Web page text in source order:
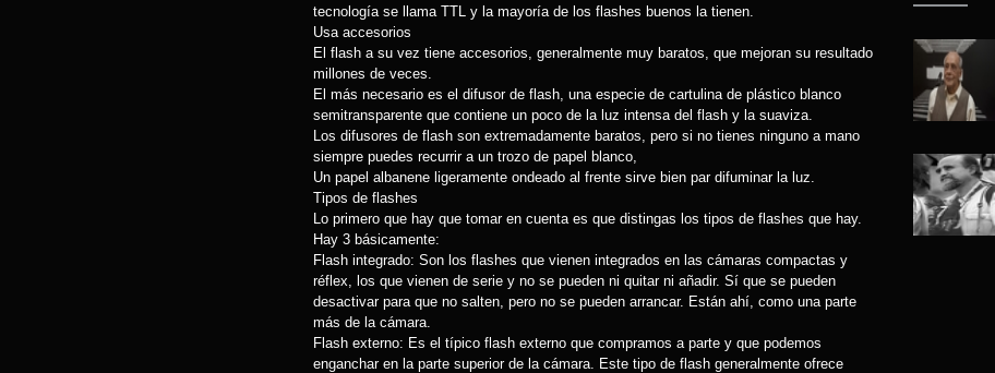
tecnología se llama TTL y la mayoría de los flashes buenos la tienen.
Usa accesorios
El flash a su vez tiene accesorios, generalmente muy baratos, que mejoran su resultado
millones de veces.
El más necesario es el difusor de flash, una especie de cartulina de plástico blanco
semitransparente que contiene un poco de la luz intensa del flash y la suaviza.
Los difusores de flash son extremadamente baratos, pero si no tienes ninguno a mano
siempre puedes recurrir a un trozo de papel blanco,
Un papel albanene ligeramente ondeado al frente sirve bien par difuminar la luz.
Tipos de flashes
Lo primero que hay que tomar en cuenta es que distingas los tipos de flashes que hay.
Hay 3 básicamente:
Flash integrado: Son los flashes que vienen integrados en las cámaras compactas y
réflex, los que vienen de serie y no se pueden ni quitar ni añadir. Sí que se pueden
desactivar para que no salten, pero no se pueden arrancar. Están ahí, como una parte
más de la cámara.
Flash externo: Es el típico flash externo que compramos a parte y que podemos
enganchar en la parte superior de la cámara. Este tipo de flash generalmente ofrece